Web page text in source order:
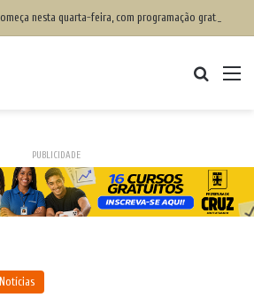
10ª edição da Flipelô começa nesta quarta-feira, com programação gratuita
PUBLICIDADE
Notícias